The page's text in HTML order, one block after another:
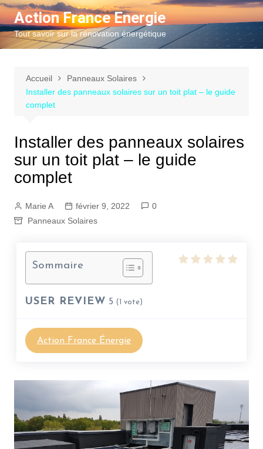
Aller
au
contenu
Action France Energie
Tout savoir sur la rénovation énergétique
Accueil
Panneaux Solaires
Installer des panneaux solaires sur un toit plat – le guide
complet
Installer des panneaux solaires
sur un toit plat – le guide
complet
Marie A février 9, 2022
0
Panneaux Solaires
Sommaire
USER REVIEW 5 ( 1 vote)
Action France Énergie